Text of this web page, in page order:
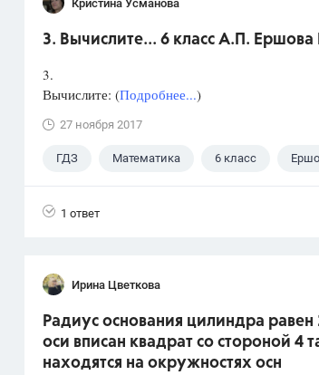
Кристина Усманова
3. Вычислите... 6 класс А.П.
3.
Вычислите: (Подробнее...)
27 ноября 2017
ГДЗ Математика 6 класс
1 ответ
Ирина Цветкова
Радиус основания цилиндра
оси вписан квадрат со стороной 4
находятся на окружностях осн